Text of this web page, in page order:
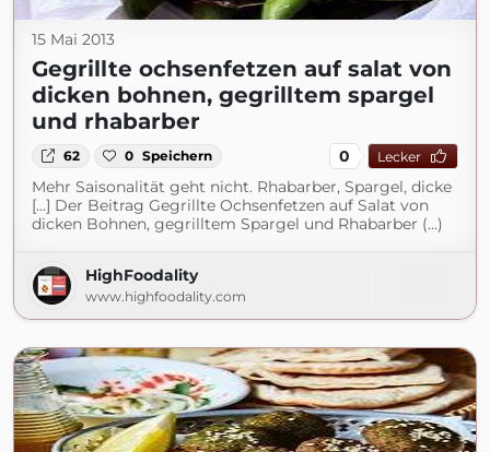
15 Mai 2013
Gegrillte ochsenfetzen auf salat von
dicken bohnen, gegrilltem spargel
und rhabarber
62 0 Speichern 0 Lecker
Mehr Saisonalität geht nicht. Rhabarber, Spargel, dicke
[...] Der Beitrag Gegrillte Ochsenfetzen auf Salat von
dicken Bohnen, gegrilltem Spargel und Rhabarber (...)
HighFoodality
www.highfoodality.com